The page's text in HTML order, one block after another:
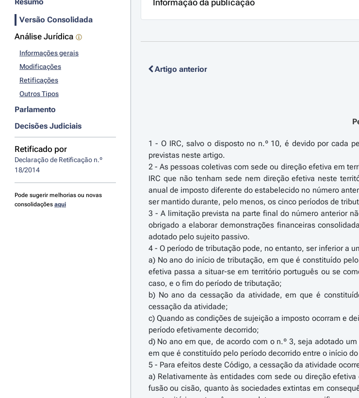
Versão Consolidada
Análise Jurídica
Informações gerais
Modificações
Retificações
Outros Tipos
Parlamento
Decisões Judiciais
Retificado por
Declaração de Retificação n.º
18/2014
Pode sugerir melhorias ou novas
consolidações aqui
Informação da publicação
Artigo anterior
1 - O IRC, salvo o disposto no n.º 10, é devido por cada
previstas neste artigo.
2 - As pessoas coletivas com sede ou direção efetiva em
IRC que não tenham sede nem direção efetiva neste
anual de imposto diferente do estabelecido no número
ser mantido durante, pelo menos, os cinco períodos de
3 - A limitação prevista na parte final do número anterior
obrigado a elaborar demonstrações financeiras
adotado pelo sujeito passivo.
4 - O período de tributação pode, no entanto, ser inferior a
a) No ano do início de tributação, em que é constituído
efetiva passa a situar-se em território português ou se
caso, e o fim do período de tributação;
b) No ano da cessação da atividade, em que é
cessação da atividade;
c) Quando as condições de sujeição a imposto ocorram e
período efetivamente decorrido;
d) No ano em que, de acordo com o n.º 3, seja adotado
em que é constituído pelo período decorrido entre o início
5 - Para efeitos deste Código, a cessação da atividade
a) Relativamente às entidades com sede ou direção
fusão ou cisão, quanto às sociedades extintas em